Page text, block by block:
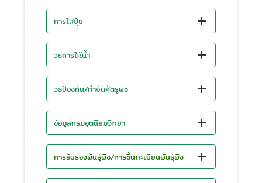
การใส่ปุ๋ย
วิธีการให้น้ำ
วิธีป้องกัน/กำจัดศัตรูพืช
ข้อมูลกรมอุตนิยมวิทยา
การรับรองพันธุ์พืช/การขึ้นทะเบียนพันธุ์พืช